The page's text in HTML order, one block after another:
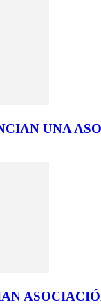
UNA